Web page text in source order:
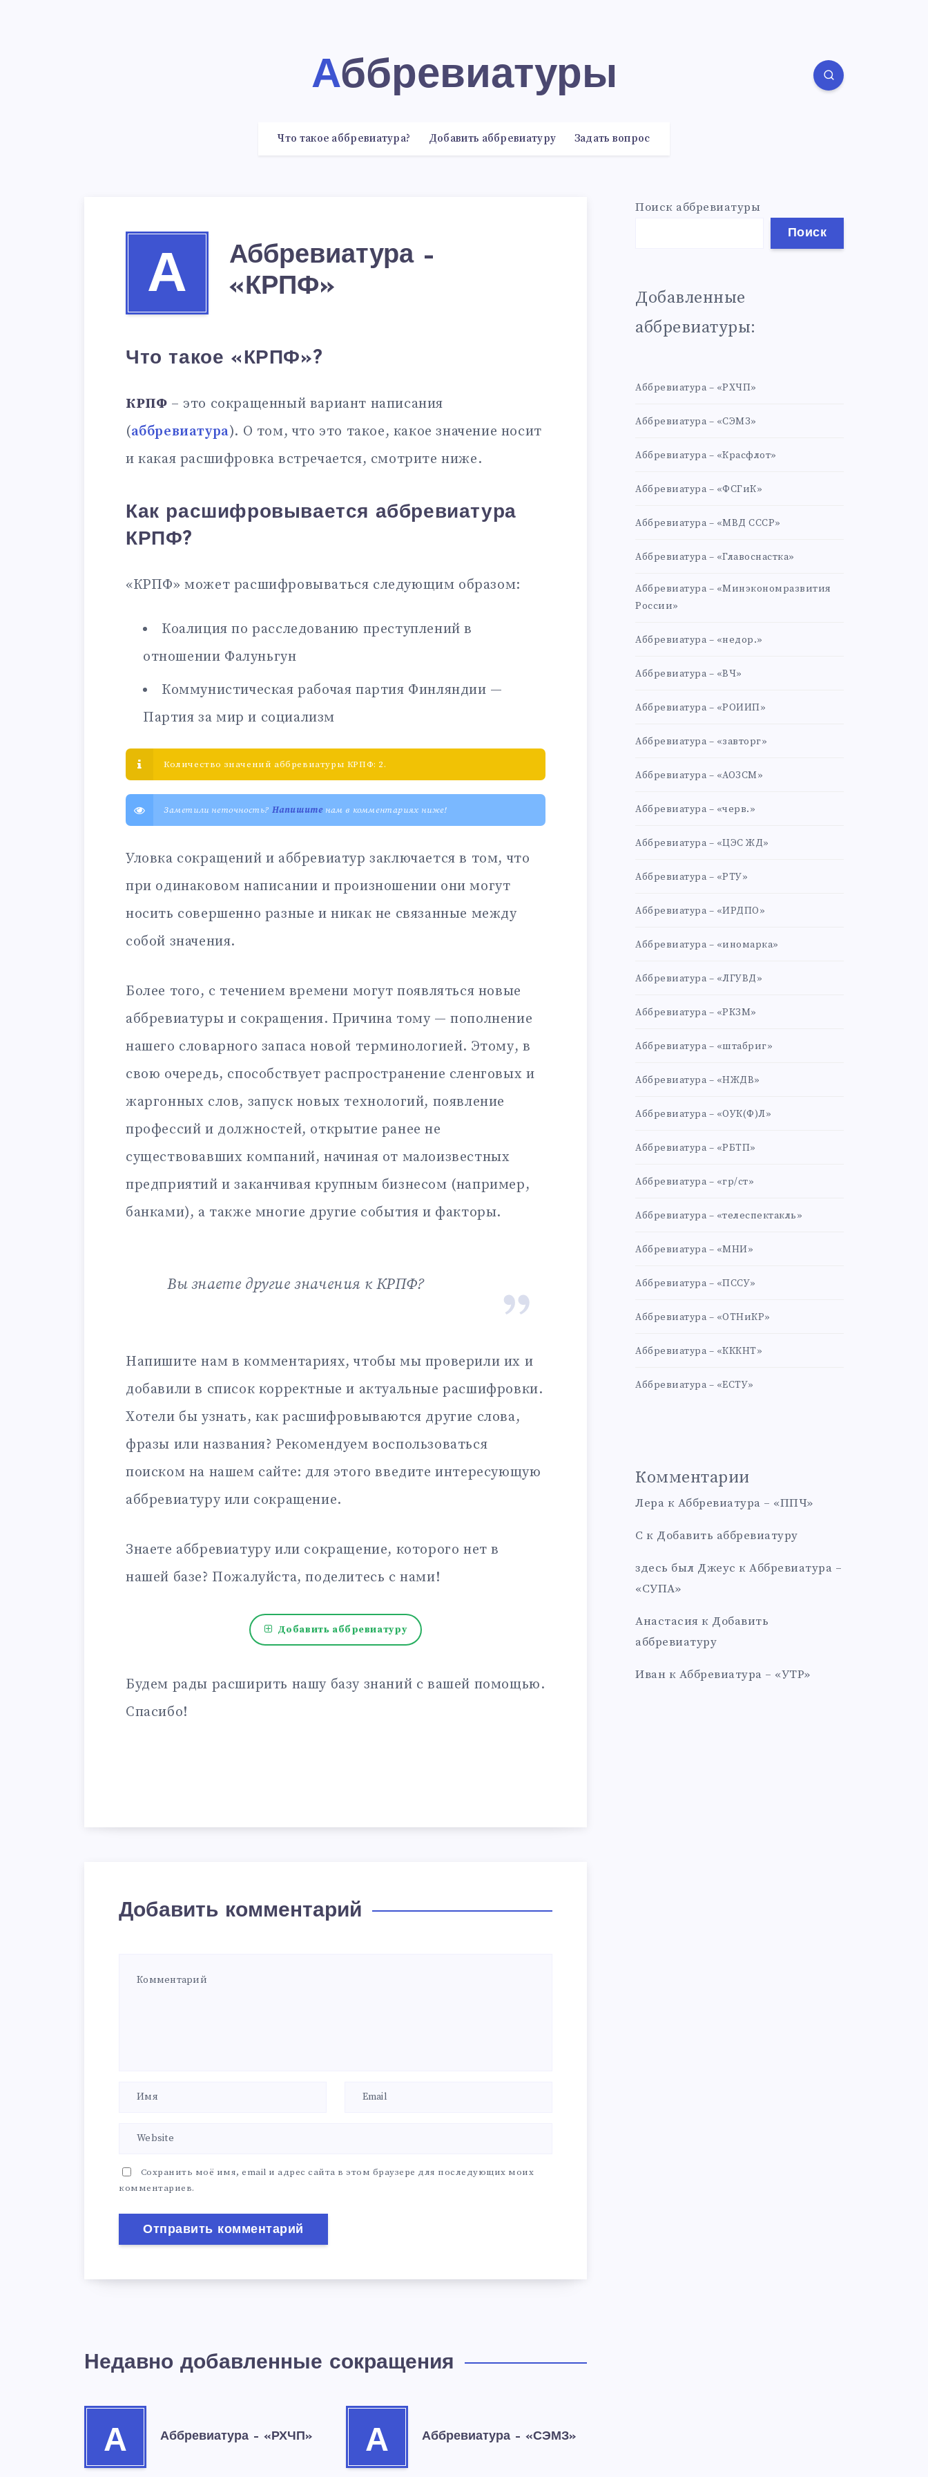
Аббревиатуры
Что такое аббревиатура? Добавить аббревиатуру Задать вопрос
А
Аббревиатура –
«КРПФ»
Что такое «КРПФ»?
КРПФ – это сокращенный вариант написания
(аббревиатура). О том, что это такое, какое значение носит
и какая расшифровка встречается, смотрите ниже.
Как расшифровывается аббревиатура
КРПФ?
«КРПФ» может расшифровываться следующим образом:
Коалиция по расследованию преступлений в
отношении Фалуньгун
Коммунистическая рабочая партия Финляндии —
Партия за мир и социализм
Количество значений аббревиатуры КРПФ: 2.
Заметили неточность? Напишитенам в комментариях ниже!
Уловка сокращений и аббревиатур заключается в том, что
при одинаковом написании и произношении они могут
носить совершенно разные и никак не связанные между
собой значения.
Более того, с течением времени могут появляться новые
аббревиатуры и сокращения. Причина тому — пополнение
нашего словарного запаса новой терминологией. Этому, в
свою очередь, способствует распространение сленговых и
жаргонных слов, запуск новых технологий, появление
профессий и должностей, открытие ранее не
существовавших компаний, начиная от малоизвестных
предприятий и заканчивая крупным бизнесом (например,
банками), а также многие другие события и факторы.
Вы знаете другие значения к КРПФ?
Напишите нам в комментариях, чтобы мы проверили их и
добавили в список корректные и актуальные расшифровки.
Хотели бы узнать, как расшифровываются другие слова,
фразы или названия? Рекомендуем воспользоваться
поиском на нашем сайте: для этого введите интересующую
аббревиатуру или сокращение.
Знаете аббревиатуру или сокращение, которого нет в
нашей базе? Пожалуйста, поделитесь с нами!
Добавить аббревиатуру
Будем рады расширить нашу базу знаний с вашей помощью.
Спасибо!
Добавить комментарий
Сохранить моё имя, email и адрес сайта в этом браузере для последующих моих
комментариев.
Недавно добавленные сокращения
А Аббревиатура – «РХЧП» А Аббревиатура – «СЭМЗ»
Поиск аббревиатуры
Поиск
Добавленные
аббревиатуры:
Аббревиатура – «РХЧП»
Аббревиатура – «СЭМЗ»
Аббревиатура – «Красфлот»
Аббревиатура – «ФСГиК»
Аббревиатура – «МВД СССР»
Аббревиатура – «Главоснастка»
Аббревиатура – «Минэкономразвития
России»
Аббревиатура – «недор.»
Аббревиатура – «ВЧ»
Аббревиатура – «РОИИП»
Аббревиатура – «завторг»
Аббревиатура – «АОЗСМ»
Аббревиатура – «черв.»
Аббревиатура – «ЦЭС ЖД»
Аббревиатура – «РТУ»
Аббревиатура – «ИРДПО»
Аббревиатура – «иномарка»
Аббревиатура – «ЛГУВД»
Аббревиатура – «РКЗМ»
Аббревиатура – «штабриг»
Аббревиатура – «НЖДВ»
Аббревиатура – «ОУК(Ф)Л»
Аббревиатура – «РБТП»
Аббревиатура – «гр/ст»
Аббревиатура – «телеспектакль»
Аббревиатура – «МНИ»
Аббревиатура – «ПССУ»
Аббревиатура – «ОТНиКР»
Аббревиатура – «КККНТ»
Аббревиатура – «ЕСТУ»
Комментарии
Лера к Аббревиатура – «ППЧ»
С к Добавить аббревиатуру
здесь был Джеус к Аббревиатура –
«СУПА»
Анастасия к Добавить
аббревиатуру
Иван к Аббревиатура – «УТР»